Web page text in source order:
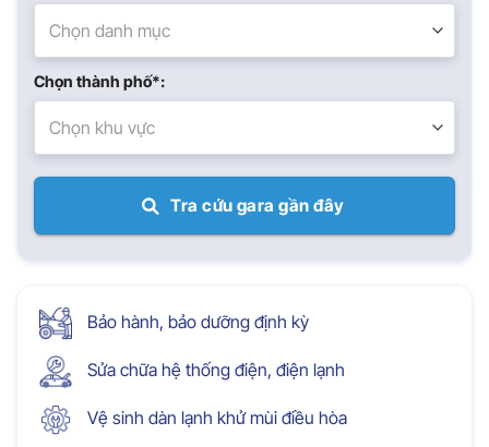
Chọn danh mục
Chọn thành phố*:
Chọn khu vực
Tra cứu gara gần đây
Bảo hành, bảo dưỡng định kỳ
Sửa chữa hệ thống điện, điện lạnh
Vệ sinh dàn lạnh khử mùi điều hòa